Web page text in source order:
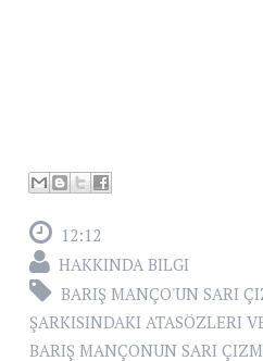
12:12
HAKKINDA BILGI
BARIŞ MANÇO'UN SARI
ŞARKISINDAKI ATASÖZLERI
BARIŞ MANÇONUN SARI